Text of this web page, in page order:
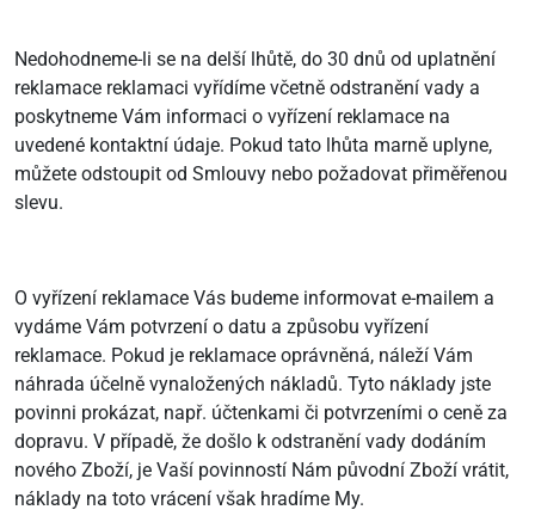
Nedohodneme-li se na delší lhůtě, do 30 dnů od uplatnění
reklamace reklamaci vyřídíme včetně odstranění vady a
poskytneme Vám informaci o vyřízení reklamace na
uvedené kontaktní údaje. Pokud tato lhůta marně uplyne,
můžete odstoupit od Smlouvy nebo požadovat přiměřenou
slevu.
O vyřízení reklamace Vás budeme informovat e-mailem a
vydáme Vám potvrzení o datu a způsobu vyřízení
reklamace. Pokud je reklamace oprávněná, náleží Vám
náhrada účelně vynaložených nákladů. Tyto náklady jste
povinni prokázat, např. účtenkami či potvrzeními o ceně za
dopravu. V případě, že došlo k odstranění vady dodáním
nového Zboží, je Vaší povinností Nám původní Zboží vrátit,
náklady na toto vrácení však hradíme My.